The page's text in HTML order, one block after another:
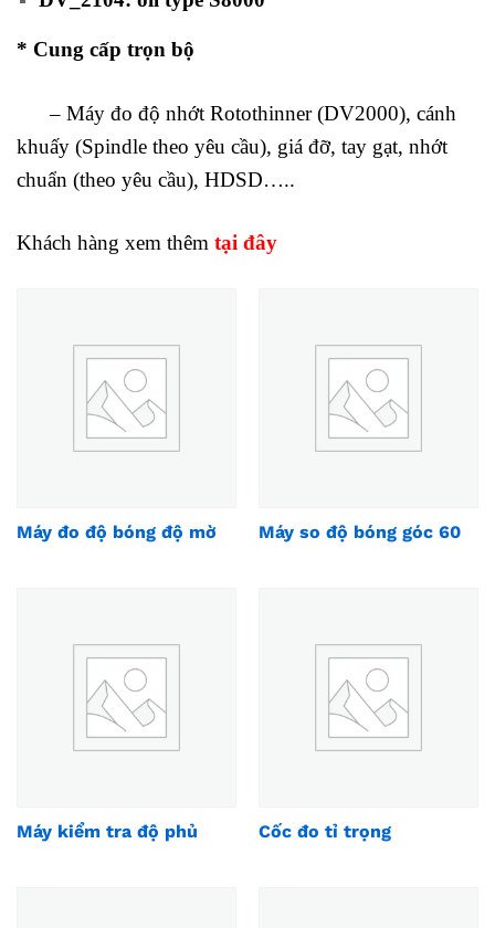
* Cung cấp trọn bộ
– Máy đo độ nhớt Rotothinner (DV2000), cánh
khuấy (Spindle theo yêu cầu), giá đỡ, tay gạt, nhớt
chuẩn (theo yêu cầu), HDSD…..
Khách hàng xem thêm tại đây
Máy đo độ bóng độ mờ Máy so độ bóng góc 60
Máy kiểm tra độ phủ Cốc đo tỉ trọng